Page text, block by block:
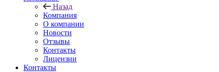
Назад
Компания
О компании
Новости
Отзывы
Контакты
Лицензии
Контакты